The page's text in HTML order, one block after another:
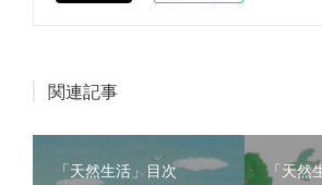
関連記事
「天然生活」目次
「天然